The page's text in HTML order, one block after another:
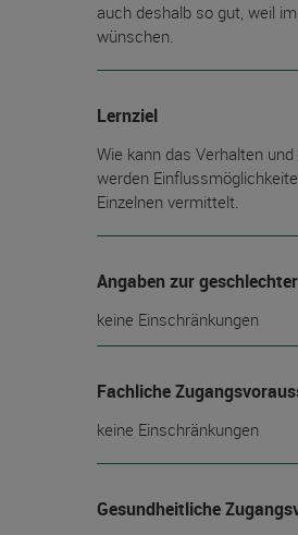
auch deshalb so gut, weil
wünschen.
Lernziel
Wie kann das Verhalten
werden
Einzelnen vermittelt.
Angaben zur
keine Einschränkungen
Fachliche
keine Einschränkungen
Gesundheitliche